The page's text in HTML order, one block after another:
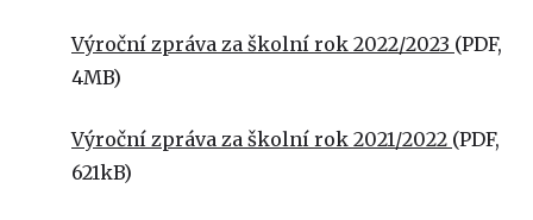
Výroční zpráva za školní rok 2022/2023 (PDF,
4MB)
Výroční zpráva za školní rok 2021/2022 (PDF,
621kB)